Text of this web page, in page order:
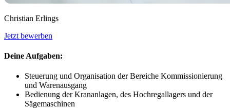
Christian Erlings
Jetzt bewerben
Deine Aufgaben:
Steuerung und Organisation der Bereiche Kommissionierung
und Warenausgang
Bedienung der Krananlagen, des Hochregallagers und der
Sägemaschinen